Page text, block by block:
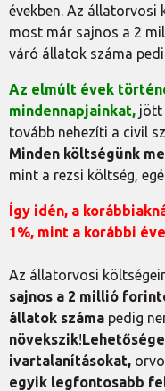
években. Az
most már sajnos a 2
váró állatok száma
Az elmúlt évek
mindennapjainkat, jött
tovább nehezíti a civil
Minden költségünk
mint a rezsi költség,
Így idén, a
1%, mint a korábbi
Az állatorvosi
sajnos a 2 millió
állatok száma pedig
növekszik!
ivartalanításokat,
egyik legfontosabb